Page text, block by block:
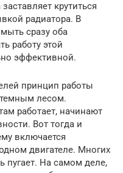
крутиться
радиатора. В
сразу оба
работу этой
эффективной.
принцип работы
лесом.
работает, начинают
Вот тогда и
включается
двигателе. Многих
пугает. На самом деле,